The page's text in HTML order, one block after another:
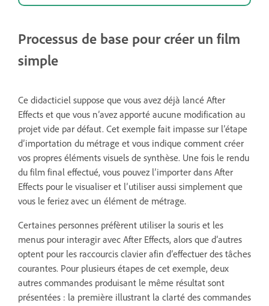
Processus de base pour créer un film
simple
Ce didacticiel suppose que vous avez déjà lancé After
Effects et que vous n’avez apporté aucune modification au
projet vide par défaut. Cet exemple fait impasse sur l’étape
d’importation du métrage et vous indique comment créer
vos propres éléments visuels de synthèse. Une fois le rendu
du film final effectué, vous pouvez l’importer dans After
Effects pour le visualiser et l’utiliser aussi simplement que
vous le feriez avec un élément de métrage.
Certaines personnes préfèrent utiliser la souris et les
menus pour interagir avec After Effects, alors que d’autres
optent pour les raccourcis clavier afin d’effectuer des tâches
courantes. Pour plusieurs étapes de cet exemple, deux
autres commandes produisant le même résultat sont
présentées : la première illustrant la clarté des commandes